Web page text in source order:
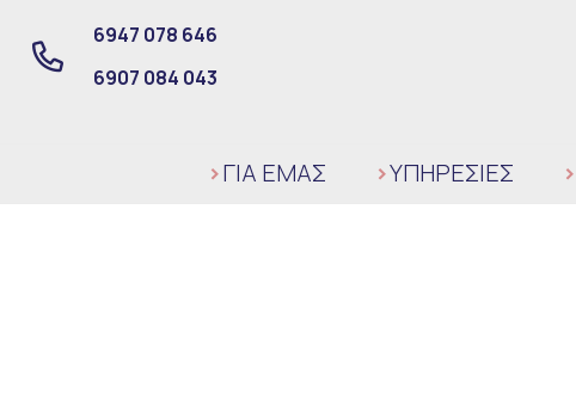
6947 078 646
6907 084 043
ΓΙΑ ΕΜΑΣ ΥΠΗΡΕΣΙΕΣ